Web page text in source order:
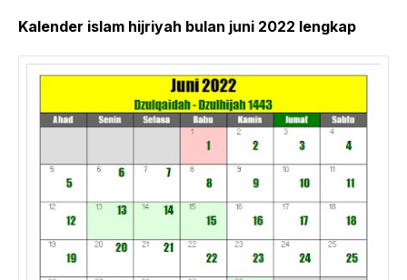
Kalender islam hijriyah bulan juni 2022 lengkap